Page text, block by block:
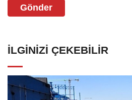
Gönder
İLGINIZI ÇEKEBILIR